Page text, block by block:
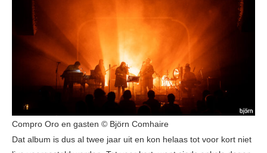
Compro Oro en gasten © Björn Comhaire
Dat album is dus al twee jaar uit en kon helaas tot voor kort niet